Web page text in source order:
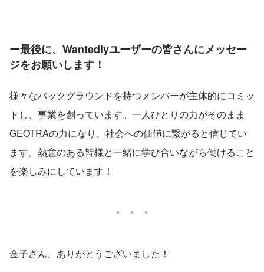
ー最後に、Wantedlyユーザーの皆さんにメッセー
ジをお願いします！
様々なバックグラウンドを持つメンバーが主体的にコミッ
トし、事業を創っています。一人ひとりの力がそのまま
GEOTRAの力になり、社会への価値に繋がると信じてい
ます。熱意のある皆様と一緒に学び合いながら働けること
を楽しみにしています！
金子さん、ありがとうございました！